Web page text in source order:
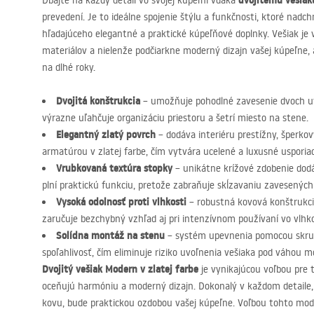
prevedení. Je to ideálne spojenie štýlu a funkčnosti, ktoré
hľadajúceho elegantné a praktické kúpeľňové doplnky. Vešiak
materiálov a nielenže podčiarkne moderný dizajn vašej
na dlhé roky.
Dvojitá konštrukcia – umožňuje pohodlné zavesenie dvoch
výrazne uľahčuje organizáciu priestoru a šetrí miesto na stene.
Elegantný zlatý povrch – dodáva interiéru prestížny,
armatúrou v zlatej farbe, čím vytvára ucelené a luxusné
Vrubkovaná textúra stopky– unikátne krížové zdobenie
plní praktickú funkciu, pretože zabraňuje skĺzavaniu
Vysoká odolnosť proti vlhkosti – robustná kovová
zaručuje bezchybný vzhľad aj pri intenzívnom používaní vo
Solídna montáž na stenu – systém upevnenia pomocou
spoľahlivosť, čím eliminuje riziko uvoľnenia vešiaka pod váhou
Dvojitý vešiak Modern v zlatej farbe je vynikajúcou voľbou
oceňujú harmóniu a moderný dizajn. Dokonalý v každom
kovu, bude praktickou ozdobou vašej kúpeľne. Voľbou tohto